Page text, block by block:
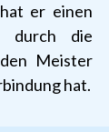
er einen
durch die
Meister
hat.